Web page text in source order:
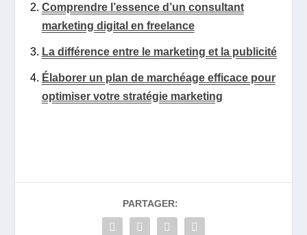
Comprendre l’essence d’un consultant
marketing digital en freelance
La différence entre le marketing et la publicité
Élaborer un plan de marchéage efficace pour
optimiser votre stratégie marketing
PARTAGER: